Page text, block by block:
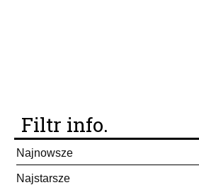
Filtr info.
Najnowsze
Najstarsze